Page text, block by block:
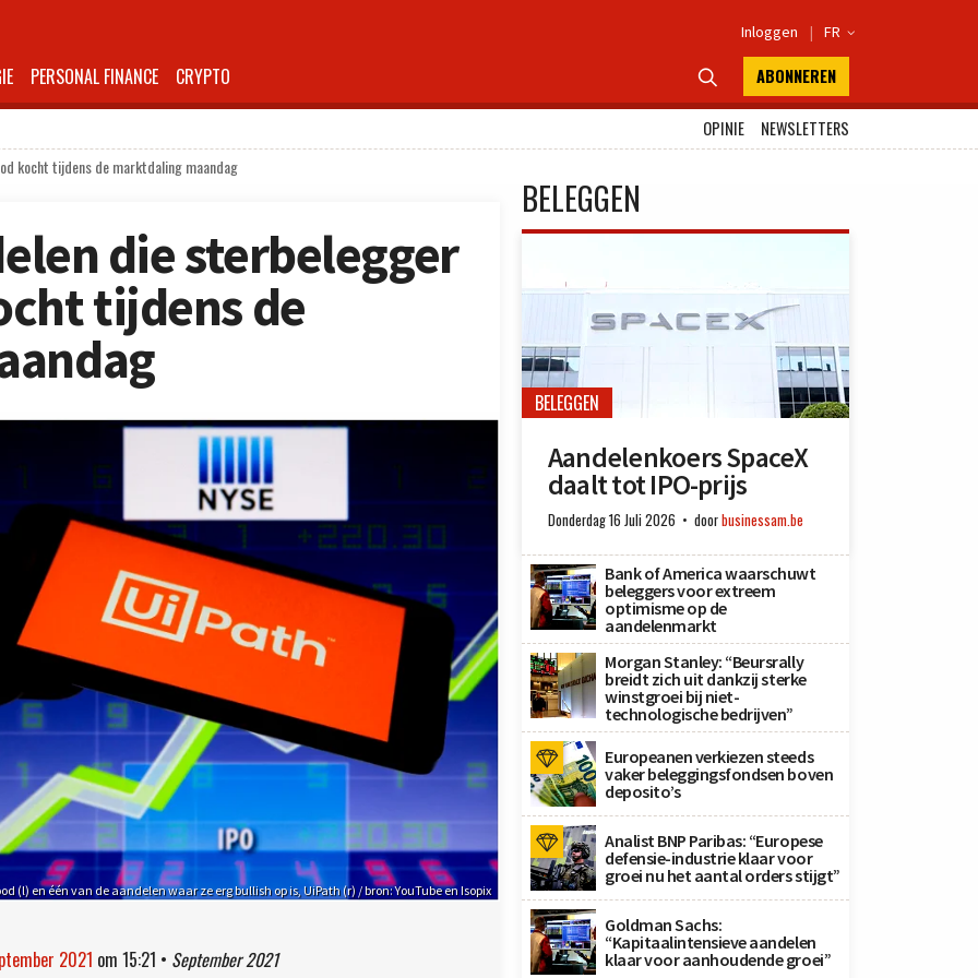
Inloggen | FR 
PERSONAL FINANCE CRYPTO  ABONNEREN
OPINIE
NEWSLETTERS
kocht tijdens de marktdaling maandag
die sterbelegger
tijdens de
(l) en één van de aandelen waar ze erg bullish op is, UiPath (r) / bron: YouTube en Isopix
2021 om 15:21 • September 2021
BELEGGEN
BELEGGEN
Aandelenkoers SpaceX
daalt tot IPO-prijs
Donderdag 16 Juli 2026 doorbusinessam.be
Bank of America waarschuwt
beleggers voor extreem
optimisme op de
aandelenmarkt
Morgan Stanley: “Beursrally
breidt zich uit dankzij sterke
winstgroei bij niet-
technologische bedrijven”
Europeanen verkiezen steeds
vaker beleggingsfondsen boven
deposito’s
Analist BNP Paribas: “Europese
defensie-industrie klaar voor
groei nu het aantal orders stijgt”
Goldman Sachs:
“Kapitaalintensieve aandelen
klaar voor aanhoudende groei”